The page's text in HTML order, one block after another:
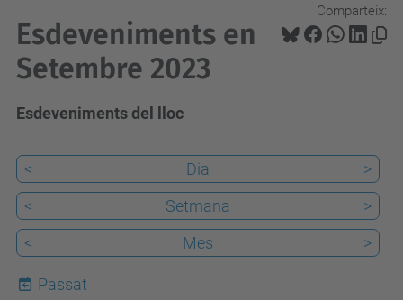
Comparteix:
Esdeveniments en
Setembre 2023
Esdeveniments del lloc
< Dia
>
<
Setmana
>
<
Mes >
Passat